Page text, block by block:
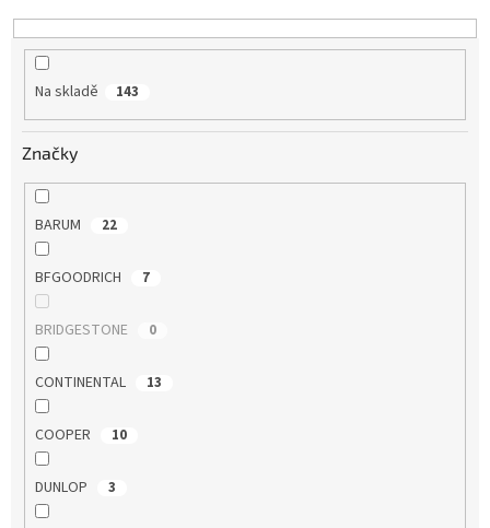
u
Na skladě 143
Značky
BARUM 22
BFGOODRICH 7
BRIDGESTONE 0
CONTINENTAL 13
COOPER 10
DUNLOP 3